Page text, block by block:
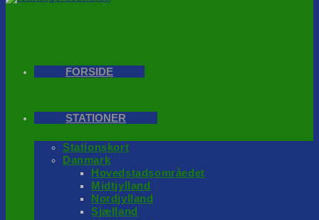
FORSIDE
STATIONER
Stationskort
Danmark
Hovedstadsområedet
Midtjylland
Nordjylland
Sjælland